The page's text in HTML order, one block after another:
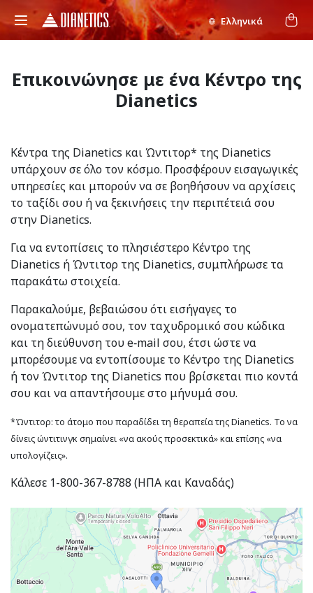
Ελληνικά
Επικοινώνησε με ένα Κέντρο της
Dianetics
Κέντρα της Dianetics και Ώντιτορ* της Dianetics
υπάρχουν σε όλο τον κόσμο. Προσφέρουν εισαγωγικές
υπηρεσίες και μπορούν να σε βοηθήσουν να αρχίσεις
το ταξίδι σου ή να ξεκινήσεις την περιπέτειά σου
στην Dianetics.
Για να εντοπίσεις το πλησιέστερο Κέντρο της
Dianetics ή Ώντιτορ της Dianetics, συμπλήρωσε τα
παρακάτω στοιχεία.
Παρακαλούμε, βεβαιώσου ότι εισήγαγες το
ονοματεπώνυμό σου, τον ταχυδρομικό σου κώδικα
και τη διεύθυνση του e‑mail σου, έτσι ώστε να
μπορέσουμε να εντοπίσουμε το Κέντρο της Dianetics
ή τον Ώντιτορ της Dianetics που βρίσκεται πιο κοντά
σου και να απαντήσουμε στο μήνυμά σου.
*Ώντιτορ: το άτομο που παραδίδει τη θεραπεία της Dianetics. Το να
δίνεις ώντιτινγκ σημαίνει «να ακούς προσεκτικά» και επίσης «να
υπολογίζεις».
Κάλεσε 1-800-367-8788 (ΗΠΑ και Καναδάς)